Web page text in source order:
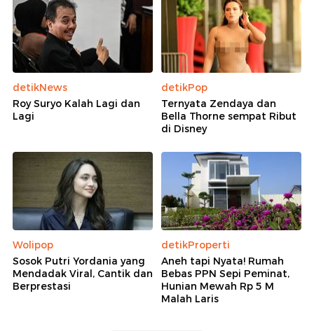
detikNews
Roy Suryo Kalah Lagi dan
Lagi
detikPop
Ternyata Zendaya dan
Bella Thorne sempat Ribut
di Disney
Wolipop
Sosok Putri Yordania yang
Mendadak Viral, Cantik dan
Berprestasi
detikProperti
Aneh tapi Nyata! Rumah
Bebas PPN Sepi Peminat,
Hunian Mewah Rp 5 M
Malah Laris